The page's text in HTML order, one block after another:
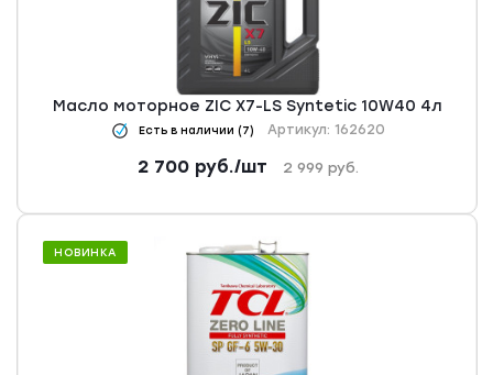
Масло моторное ZIC X7-LS Syntetic 10W40 4л
Есть в наличии (7) Артикул: 162620
2 700руб./шт 2 999 руб.
НОВИНКА